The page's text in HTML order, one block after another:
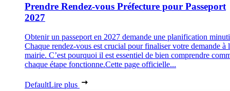
Prendre Rendez-vous Préfecture pour Passeport
2027
Obtenir un passeport en 2027 demande une planification
Chaque rendez-vous est crucial pour finaliser votre demande à
mairie. C’est pourquoi il est essentiel de bien comprendre
chaque étape fonctionne.Cette page officielle...
DefaultLire plus